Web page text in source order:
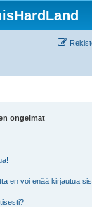
ongelmat
en voi enää kirjautua